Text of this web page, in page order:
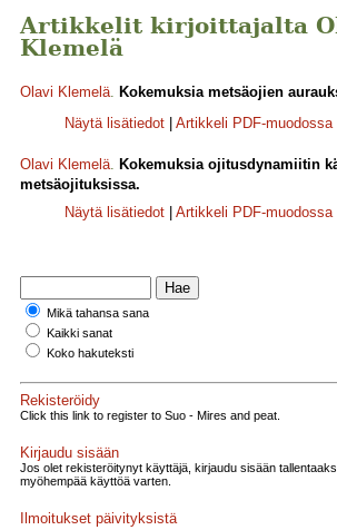
Artikkelit kirjoittajalta
Klemelä
Olavi Klemelä. Kokemuksia metsäojien
Näytä lisätiedot
Artikkeli PDF-muodossa|
Olavi Klemelä. Kokemuksia ojitusdynamiitin
metsäojituksissa.
Näytä lisätiedot
Artikkeli PDF-muodossa|
Mikä tahansa sana
Kaikki sanat
Koko hakuteksti
Rekisteröidy
Click this link to register to Suo - Mires and peat.
Kirjaudu sisään
Jos olet rekisteröitynyt käyttäjä, kirjaudu sisään
myöhempää käyttöä varten.
Ilmoitukset päivityksistä